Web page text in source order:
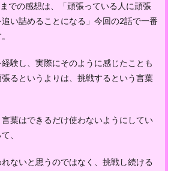
での感想は、「頑張っている人に頑張
い詰めることになる」今回の2話で一番
験し、実際にそのように感じたことも
るというよりは、挑戦するという言葉
葉はできるだけ使わないようにしてい
、
ないと思うのではなく、挑戦し続ける